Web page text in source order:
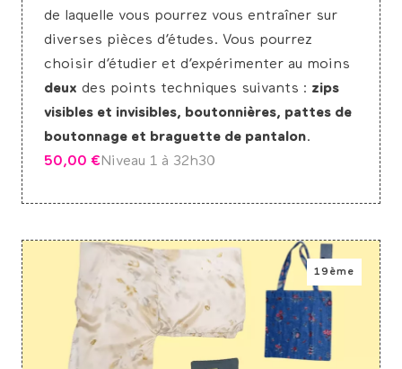
de laquelle vous pourrez vous entraîner sur
diverses pièces d’études. Vous pourrez
choisir d’étudier et d’expérimenter au moins
deux des points techniques suivants : zips
visibles et invisibles, boutonnières, pattes de
boutonnage et braguette de pantalon.
50,00 €Niveau 1 à 32h30
19ème